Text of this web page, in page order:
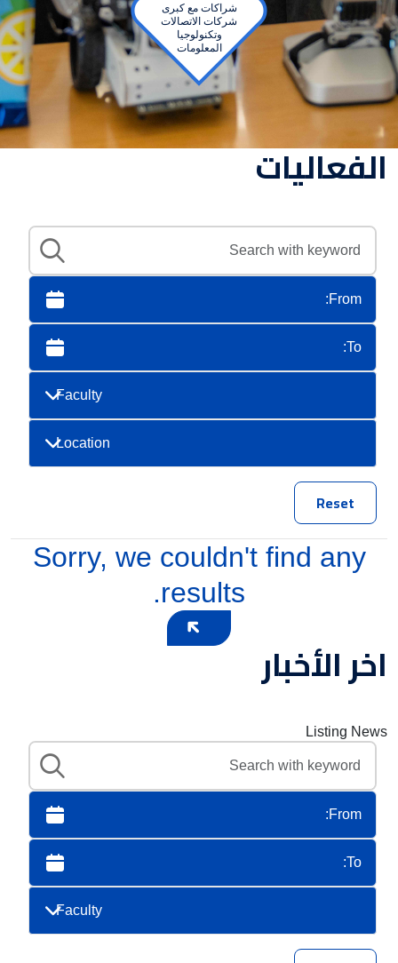
شراكات مع كبرى
شركات الاتصالات
وتكنولوجيا
المعلومات
الفعاليات
Faculty
Location
Reset
Sorry, we couldn't find any
results.
اخر الأخبار
Listing News
Faculty